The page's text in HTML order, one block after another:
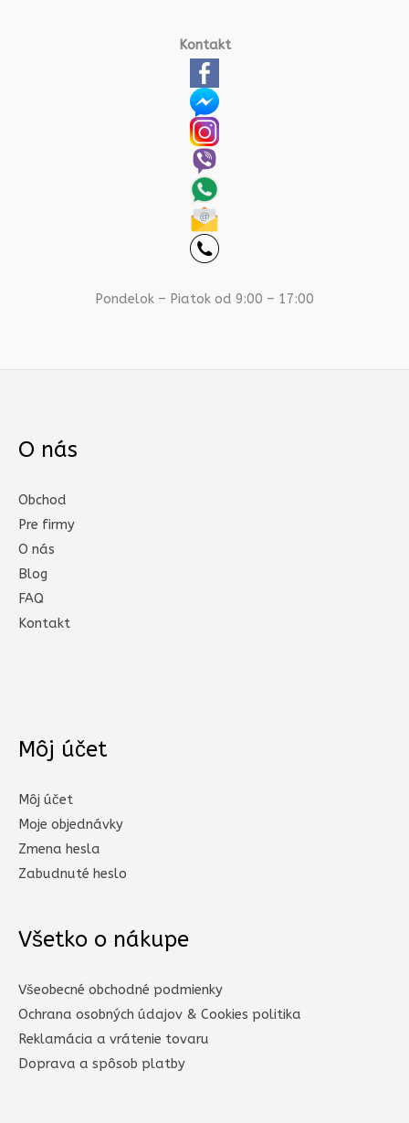
Kontakt
Pondelok – Piatok od 9:00 – 17:00
O nás
Obchod
Pre firmy
O nás
Blog
FAQ
Kontakt
Môj účet
Môj účet
Moje objednávky
Zmena hesla
Zabudnuté heslo
Všetko o nákupe
Všeobecné obchodné podmienky
Ochrana osobných údajov & Cookies politika
Reklamácia a vrátenie tovaru
Doprava a spôsob platby​